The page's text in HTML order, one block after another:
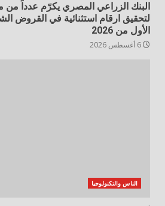
البنك الزراعي المصري يكرّم عدداً من
لتحقيق ارقام استثنائية في القروض
الأول من 2026
الناس والتكنولوجيا